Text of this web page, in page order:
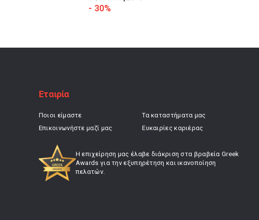
- 30%
Εταιρία
Ποιοι είμαστε
Επικοινωνήστε μαζί μας
Τα καταστήματα μας
Ευκαιρίες καριέρας
Η επιχείρηση μας έλαβε διάκριση στα βραβεία Greek
Awards για την εξυπηρέτηση και ικανοποίηση
πελατών.